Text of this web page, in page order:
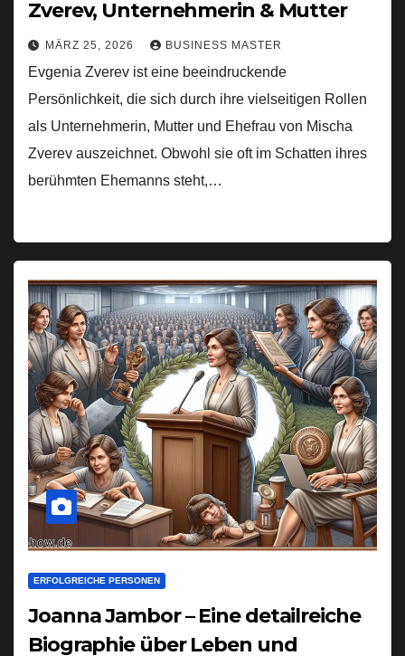
Zverev, Unternehmerin & Mutter
MÄRZ 25, 2026 BUSINESS MASTER
Evgenia Zverev ist eine beeindruckende
Persönlichkeit, die sich durch ihre vielseitigen Rollen
als Unternehmerin, Mutter und Ehefrau von Mischa
Zverev auszeichnet. Obwohl sie oft im Schatten ihres
berühmten Ehemanns steht,…
ERFOLGREICHE PERSONEN
Joanna Jambor – Eine detailreiche
Biographie über Leben und